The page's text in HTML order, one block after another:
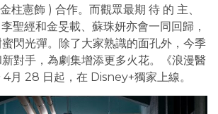
柱憲飾 ) 合作。而觀眾最期 待 的 主、
聖經和金旻載、蘇珠妍亦會一同回歸，
閃光彈。除了大家熟識的面孔外，今季
對手，為劇集增添更多火花。《浪漫醫
月 28 日起，在 Disney+獨家上線。